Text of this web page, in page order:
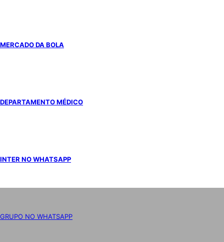
MERCADO DA BOLA
DEPARTAMENTO MÉDICO
INTER NO WHATSAPP
GRUPO NO WHATSAPP